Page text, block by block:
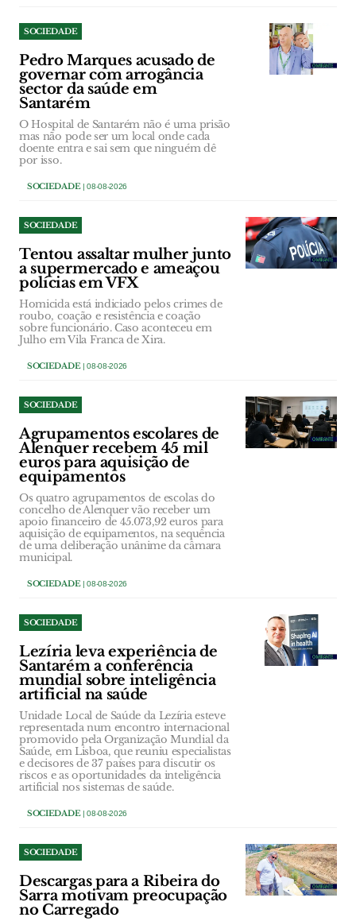
SOCIEDADE
Pedro Marques acusado de
governar com arrogância
sector da saúde em
Santarém
O Hospital de Santarém não é uma prisão
mas não pode ser um local onde cada
doente entra e sai sem que ninguém dê
por isso.
SOCIEDADE| 08-08-2026
SOCIEDADE
Tentou assaltar mulher junto
a supermercado e ameaçou
polícias em VFX
Homicida está indiciado pelos crimes de
roubo, coação e resistência e coação
sobre funcionário. Caso aconteceu em
Julho em Vila Franca de Xira.
SOCIEDADE| 08-08-2026
SOCIEDADE
Agrupamentos escolares de
Alenquer recebem 45 mil
euros para aquisição de
equipamentos
Os quatro agrupamentos de escolas do
concelho de Alenquer vão receber um
apoio financeiro de 45.073,92 euros para
aquisição de equipamentos, na sequência
de uma deliberação unânime da câmara
municipal.
SOCIEDADE| 08-08-2026
SOCIEDADE
Lezíria leva experiência de
Santarém a conferência
mundial sobre inteligência
artificial na saúde
Unidade Local de Saúde da Lezíria esteve
representada num encontro internacional
promovido pela Organização Mundial da
Saúde, em Lisboa, que reuniu especialistas
e decisores de 37 países para discutir os
riscos e as oportunidades da inteligência
artificial nos sistemas de saúde.
SOCIEDADE| 08-08-2026
SOCIEDADE
Descargas para a Ribeira do
Sarra motivam preocupação
no Carregado